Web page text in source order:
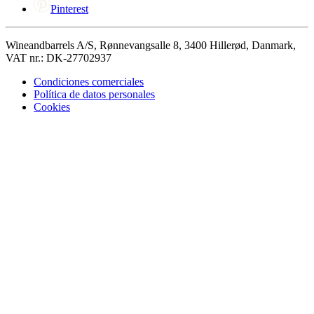
Pinterest
Wineandbarrels A/S, Rønnevangsalle 8, 3400 Hillerød, Danmark,
VAT nr.: DK-27702937
Condiciones comerciales
Política de datos personales
Cookies